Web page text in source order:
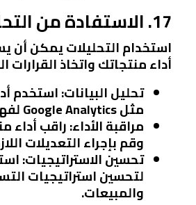
17. الاستفادة من التحليلات
استخدام التحليلات يمكن
أداء منتجاتك واتخاذ
تحليل البيانات: استخدم
مثل Google Analytics لفهم أداء منتجاتك.
مراقبة الأداء: راقب أداء
وقم بإجراء التعديلات
تحسين الاستراتيجيات:
لتحسين استراتيجيات
والمبيعات.